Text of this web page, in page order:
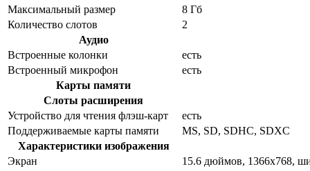
Максимальный размер
8 Гб
Количество слотов
2
Аудио
Встроенные колонки
есть
Встроенный микрофон
есть
Карты памяти
Слоты расширения
Устройство для чтения флэш-карт
есть
Поддерживаемые карты памяти
MS, SD, SDHC, SDXC
Характеристики изображения
Экран
15.6 дюймов, 1366x768,